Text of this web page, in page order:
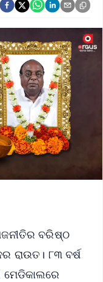
Apna Desh
ବରିଷ୍ଠ
ରାଉତ। ୮୩ ବର୍ଷ